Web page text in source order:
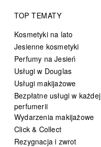
TOP TEMATY
Kosmetyki na lato
Jesienne kosmetyki
Perfumy na Jesień
Usługi w Douglas
Usługi makijażowe
Bezpłatne usługi w każdej
perfumerii
Wydarzenia makijażowe
Click & Collect
Rezygnacja i zwrot